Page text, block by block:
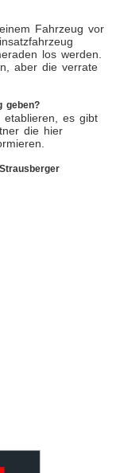
Fahrzeug vor
los werden.
aber die verrate
geben?
es gibt
die hier